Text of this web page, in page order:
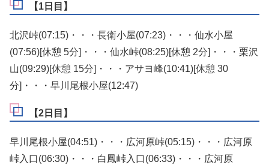
【1日目】
北沢峠(07:15)・・・長衛小屋(07:23)・・・仙水小屋
(07:56)[休憩 5分]・・・仙水峠(08:25)[休憩 2分]・・・栗沢
山(09:29)[休憩 15分]・・・アサヨ峰(10:41)[休憩 30
分]・・・早川尾根小屋(12:47)
【2日目】
早川尾根小屋(04:51)・・・広河原峠(05:15)・・・広河原
峠入口(06:30)・・・白鳳峠入口(06:33)・・・広河原